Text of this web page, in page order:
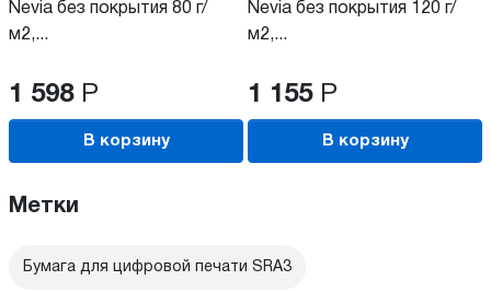
Nevia без покрытия 80 г/
м2,...
1 598 Р
В корзину
Nevia без покрытия 120 г/
м2,...
1 155 Р
В корзину
Метки
Бумага для цифровой печати SRA3